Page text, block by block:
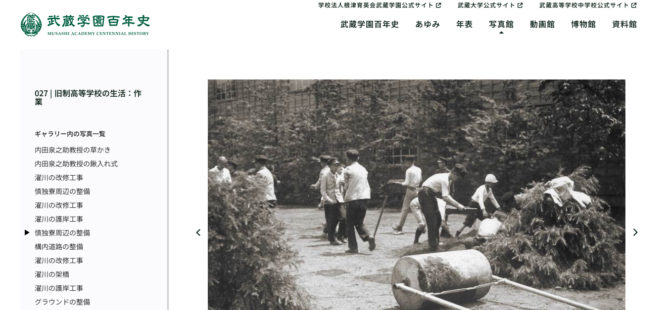
学校法人根津育英会武蔵学園公式サイト 武蔵大学公式サイト 武蔵高等学校中学校公式サイト
武蔵学園百年史 あゆみ 年表 写真館 動画館 博物館 資料館
027 | 旧制高等学校の生活：作
業
ギャラリー内の写真一覧
内田泉之助教授の草かき
内田泉之助教授の鍬入れ式
濯川の改修工事
慎独寮周辺の整備
濯川の改修工事
濯川の護岸工事
慎独寮周辺の整備
構内道路の整備
濯川の改修工事
濯川の架橋
濯川の護岸工事
グラウンドの整備